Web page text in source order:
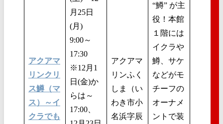
アクアマ
リンクリ
ス鱒（マ
ス）～イ
クラでも
月25日
(月)
9:00～
17:30
※12月1
日(金)か
らは～
17:00、
アクアマ
リンふく
しま（い
わき市小
名浜字辰
“鱒” が主
役！本館
１階には
イクラや
鱒、サケ
などがモ
チーフの
オーナメ
ントで装